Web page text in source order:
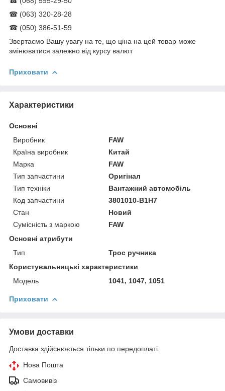
☎ (063) 320-28-28
☎ (050) 386-51-59
Звертаємо Вашу увагу на те, що ціна на цей товар може
змінюватися залежно від курсу валют
Приховати
Характеристики
Основні
Виробник
FAW
Країна виробник
Китай
Марка
FAW
Тип запчастини
Оригінал
Тип техніки
Вантажний автомобіль
Код запчастини
3801010-B1H7
Стан
Новий
Сумісність з маркою
FAW
Основні атрибути
Тип
Трос ручника
Користувальницькі характеристики
Модель
1041, 1047, 1051
Приховати
Умови доставки
Доставка здійснюється тільки по передоплаті.
Нова Пошта
Самовивіз